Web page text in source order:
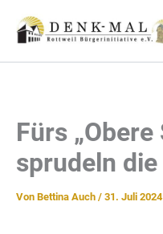
Inhalt
Fürs „Obere
sprudeln
Von Bettina Auch / 31. Juli 2024